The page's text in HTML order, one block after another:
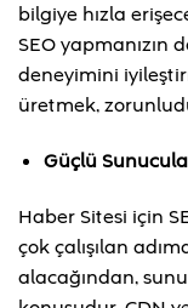
bilgiye hızla
SEO yapmanızın
deneyimini
üretmek,
Güçlü
Haber Sitesi için
çok çalışılan
alacağından,